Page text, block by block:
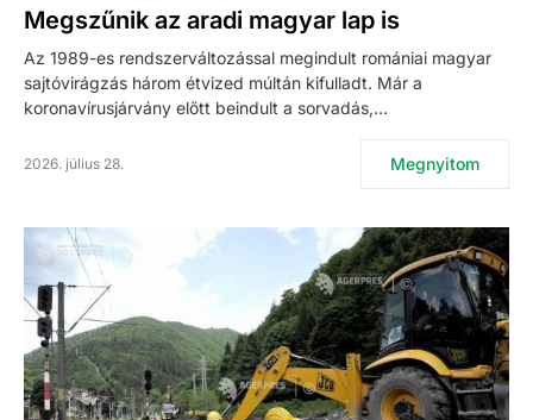
Megszűnik az aradi magyar lap is
Az 1989-es rendszerváltozással megindult romániai magyar
sajtóvirágzás három étvized múltán kifulladt. Már a
koronavírusjárvány előtt beindult a sorvadás,…
2026. július 28. Megnyitom